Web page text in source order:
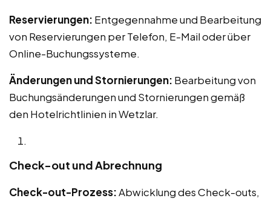
Reservierungen: Entgegennahme und Bearbeitung
von Reservierungen per Telefon, E-Mail oder über
Online-Buchungssysteme.
Änderungen und Stornierungen: Bearbeitung von
Buchungsänderungen und Stornierungen gemäß
den Hotelrichtlinien in Wetzlar.
Check-out und Abrechnung
Check-out-Prozess:Abwicklung des Check-outs,